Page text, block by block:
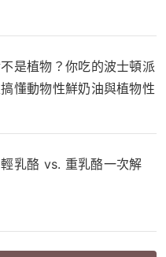
是植物？你吃的波士頓派
懂動物性鮮奶油與植物性
乳酪 vs. 重乳酪一次解